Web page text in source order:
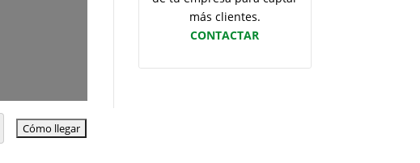
más clientes.
CONTACTAR